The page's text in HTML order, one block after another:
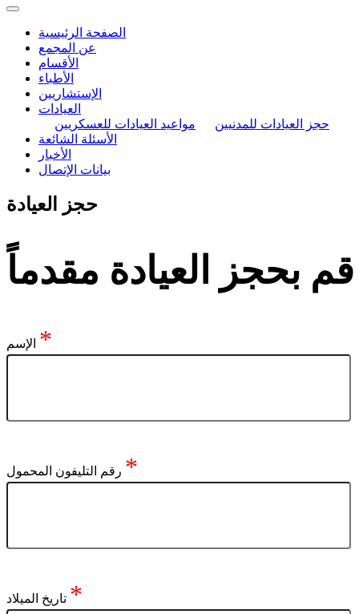
الصفحة الرئيسية
عن المجمع
الأقسام
الأطباء
الإستشاريين
العيادات
حجز العيادات للمدنيين
مواعيد العيادات للعسكريين
الأسئلة الشائعة
الأخبار
بيانات الإتصال
حجز العيادة
قم بحجز العيادة مقدماً
*
*
*